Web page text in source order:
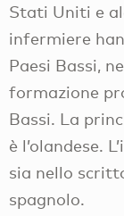
Stati Uniti e
infermiere
Paesi Bassi,
formazione
Bassi. La
è l’olandese.
sia nello
spagnolo.